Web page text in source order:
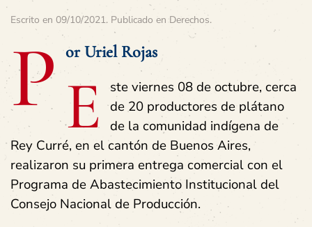
Escrito en 09/10/2021. Publicado en Derechos.
P or Uriel Rojas
E
ste viernes 08 de octubre, cerca
de 20 productores de plátano
de la comunidad indígena de
Rey Curré, en el cantón de Buenos Aires,
realizaron su primera entrega comercial con el
Programa de Abastecimiento Institucional del
Consejo Nacional de Producción.